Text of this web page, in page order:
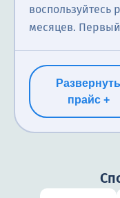
воспользуйтесь
месяцев.
Развернуть
прайс +